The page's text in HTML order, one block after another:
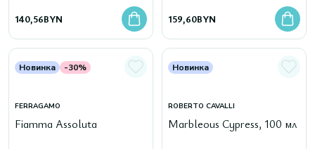
140,56BYN 159,60BYN
Новинка -30%
FERRAGAMO
Fiamma Assoluta
Новинка
ROBERTO CAVALLI
Marbleous Cypress, 100 мл